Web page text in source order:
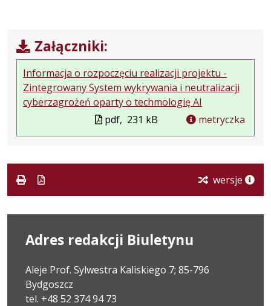
Załączniki:
Informacja o rozpoczęciu realizacji projektu -
Zintegrowany System wykrywania i neutralizacji
cyberzagrożeń oparty o techmologię AI
pdf, 231 kB metryczka
wersje
Adres redakcji Biuletynu
Aleje Prof. Sylwestra Kaliskiego 7; 85-796
Bydgoszcz
tel. +48 52 374 94 73